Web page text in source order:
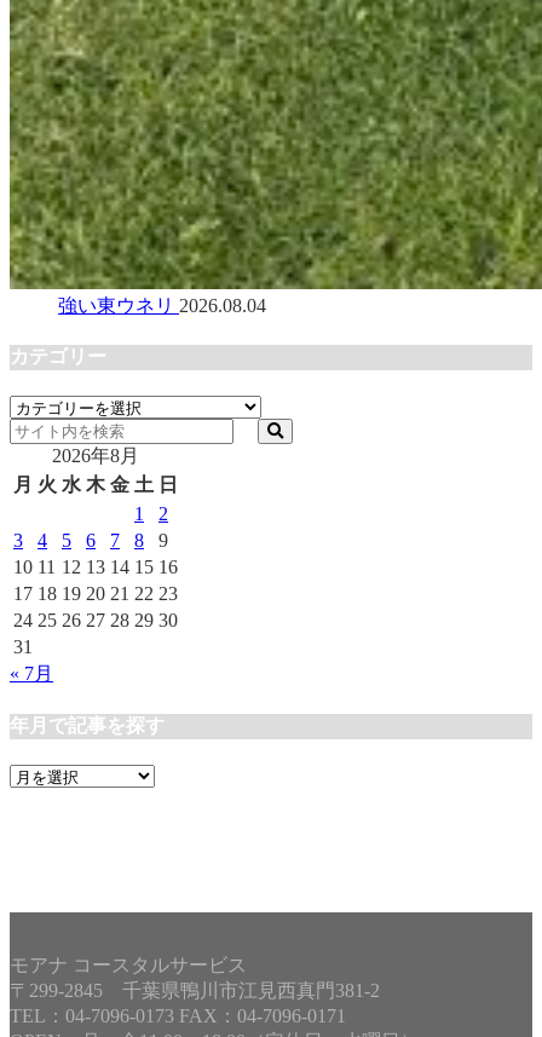
強い東ウネリ 2026.08.04
カテゴリー
カ
テ
リ
2026年8月
月 火 水 木 金 土 日
1
2
3
4 5 6 7 8
9
10 11 12 13 14 15 16
17 18 19 20 21 22 23
24 25 26 27 28 29 30
31
« 7月
年月で記事を探す
年
モアナ コースタルサービス
〒299-2845 千葉県鴨川市江見西真門381-2
TEL：04-7096-0173 FAX：04-7096-0171